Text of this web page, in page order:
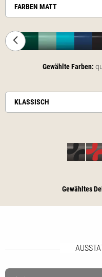
FARBEN MATT
Gewählte Farben:
KLASSISCH
Gewähltes